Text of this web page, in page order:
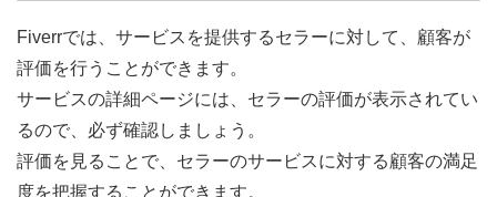
Fiverrでは、サービスを提供するセラーに対して、顧客が
評価を行うことができます。
サービスの詳細ページには、セラーの評価が表示されてい
るので、必ず確認しましょう。
評価を見ることで、セラーのサービスに対する顧客の満足
度を把握することができます。